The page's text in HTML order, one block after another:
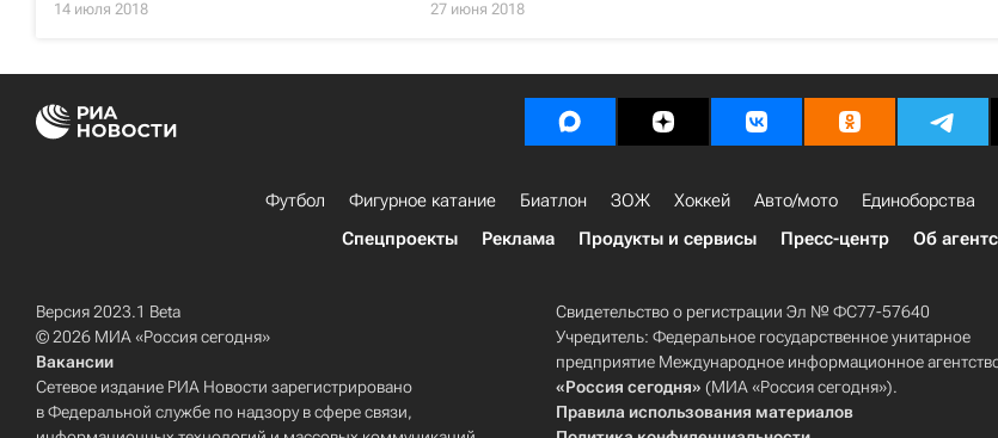
14 июля 2018 27 июня 2018
Футбол Фигурное катание Биатлон ЗОЖ Хоккей Авто/мото Единоборства
Спецпроекты
Реклама Продукты и сервисы Пресс-центр Об
Версия 2023.1 Beta
© 2026 МИА «Россия сегодня»
Вакансии
Сетевое издание РИА Новости зарегистрировано
в Федеральной службе по надзору в сфере связи,
Свидетельство о регистрации Эл № ФС77-57640
Учредитель: Федеральное государственное унитарное
предприятие Международное информационное
«Россия сегодня» (МИА «Россия сегодня»).
Правила использования материалов